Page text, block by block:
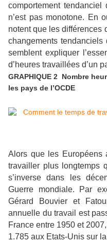
comportement tendanciel
n’est pas monotone. En
notent que les différences
changements tendanciels
semblent expliquer
d’heures travaillées d’un
GRAPHIQUE 2 Nombre
les pays de l’OCDE
Alors que les Européens
travailler plus longtemps
s’inverse dans les
Guerre mondiale. Par
Gérard Bouvier et
annuelle du travail est
France entre 1950 et
1.785 aux Etats-Unis sur